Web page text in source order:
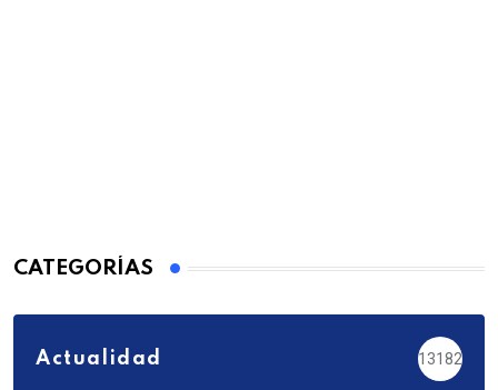
CATEGORÍAS
Actualidad 13182